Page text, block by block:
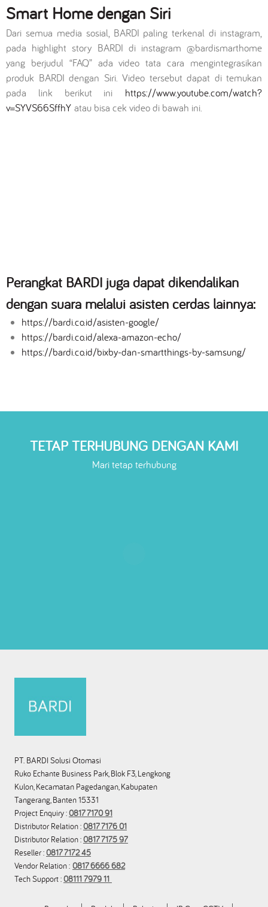
Smart Home dengan Siri
Dari semua media sosial, BARDI paling terkenal di instagram,
pada highlight story BARDI di instagram @bardismarthome
yang berjudul “FAQ” ada video tata cara mengintegrasikan
produk BARDI dengan Siri. Video tersebut dapat di temukan
pada link berikut ini https://www.youtube.com/watch?
v=SYVS66SffhY atau bisa cek video di bawah ini.
Perangkat BARDI juga dapat dikendalikan
dengan suara melalui asisten cerdas lainnya:
https://bardi.co.id/asisten-google/
https://bardi.co.id/alexa-amazon-echo/
https://bardi.co.id/bixby-dan-smartthings-by-samsung/
TETAP TERHUBUNG DENGAN KAMI
Mari tetap terhubung
PT. BARDI Solusi Otomasi
Ruko Echante Business Park, Blok F3, Lengkong
Kulon, Kecamatan Pagedangan, Kabupaten
Tangerang, Banten 15331
Project Enquiry :0817 7170 91
Distributor Relation :0817 7176 01
Distributor Relation :0817 7175 97
Reseller :0817 7172 45
Vendor Relation : 0817 6666 682
Tech Support :08111 7979 11